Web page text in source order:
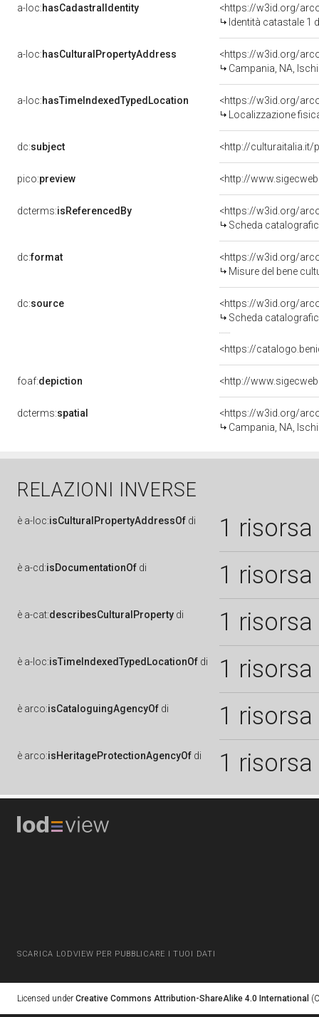
a-loc:hasCadastralIdentity
<https://w3id.org/
Identità catastale 1
a-loc:hasCulturalPropertyAddress
<https://w3id.org/
Campania, NA,
a-loc:hasTimeIndexedTypedLocation
<https://w3id.org/
Localizzazione
dc:subject <http://culturaitalia.it/
pico:preview
dcterms:isReferencedBy
<https://w3id.org/
Scheda
dc:format
<https://w3id.org/
Misure del bene
dc:source
<https://w3id.org/
Scheda
<https://
foaf:depiction
dcterms:spatial
<https://w3id.org/
Campania, NA,
RELAZIONI INVERSE
è a-loc:isCulturalPropertyAddressOf di 1 risorsa
è a-cd:isDocumentationOf di 1 risorsa
è a-cat:describesCulturalProperty di 1 risorsa
è a-loc:isTimeIndexedTypedLocationOf di 1 risorsa
è arco:isCataloguingAgencyOf di 1 risorsa
è arco:isHeritageProtectionAgencyOf di 1 risorsa
SCARICA LODVIEW PER PUBBLICARE I TUOI DATI
Licensed under Creative Commons Attribution-ShareAlike 4.0 International